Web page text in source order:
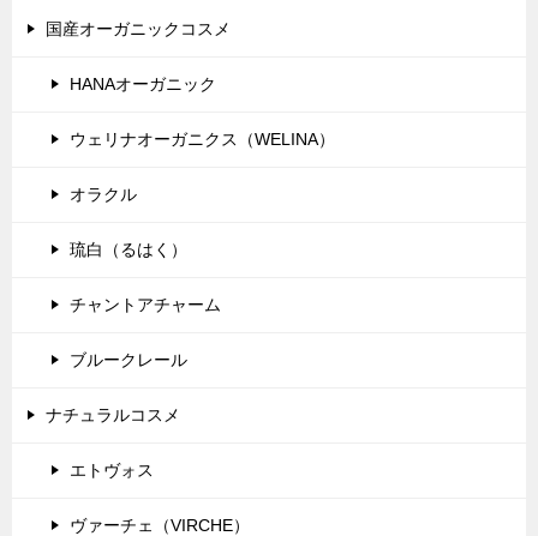
シ
国産オーガニックコスメ
HANAオーガニック
ウェリナオーガニクス（WELINA）
オラクル
琉白（るはく）
チャントアチャーム
ブルークレール
ナチュラルコスメ
エトヴォス
ヴァーチェ（VIRCHE）